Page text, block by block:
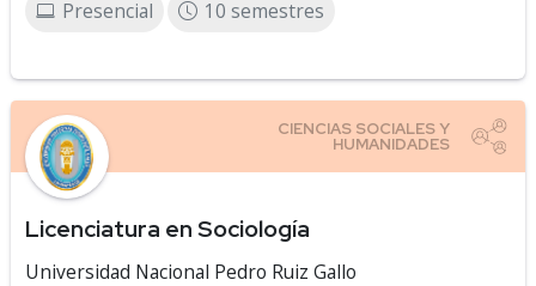
Presencial 10 semestres
Licenciatura en Sociología
Universidad Nacional Pedro Ruiz Gallo